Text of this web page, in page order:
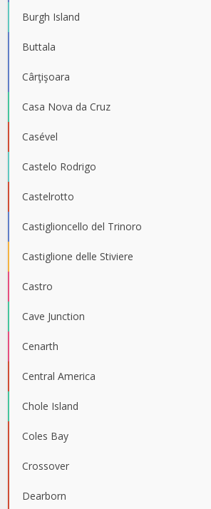
Burgh Island
Buttala
Cârţişoara
Casa Nova da Cruz
Casével
Castelo Rodrigo
Castelrotto
Castiglioncello del Trinoro
Castiglione delle Stiviere
Castro
Cave Junction
Cenarth
Central America
Chole Island
Coles Bay
Crossover
Dearborn